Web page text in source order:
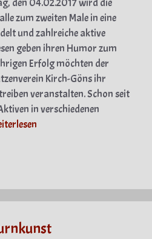
den 04.02.2017 wird die
zum zweiten Male in eine
und zahlreiche aktive
geben ihren Humor zum
Erfolg möchten der
Kirch-Göns ihr
veranstalten. Schon seit
in verschiedenen